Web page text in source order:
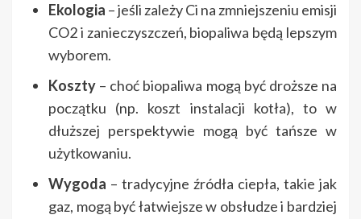
Ekologia – jeśli zależy Ci na zmniejszeniu emisji
CO2 i zanieczyszczeń, biopaliwa będą lepszym
wyborem.
Koszty – choć biopaliwa mogą być droższe na
początku (np. koszt instalacji kotła), to w
dłuższej perspektywie mogą być tańsze w
użytkowaniu.
Wygoda – tradycyjne źródła ciepła, takie jak
gaz, mogą być łatwiejsze w obsłudze i bardziej